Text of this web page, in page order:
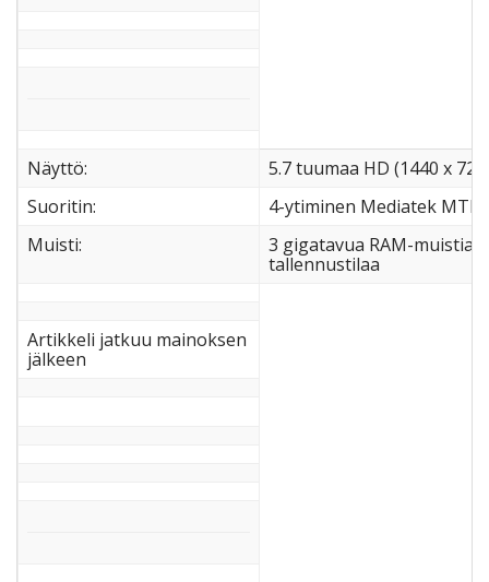
Näyttö:
5.7 tuumaa HD (1440 x
Suoritin:
4-ytiminen Mediatek
Muisti:
3 gigatavua RAM-muistia
tallennustilaa
Artikkeli jatkuu mainoksen
jälkeen